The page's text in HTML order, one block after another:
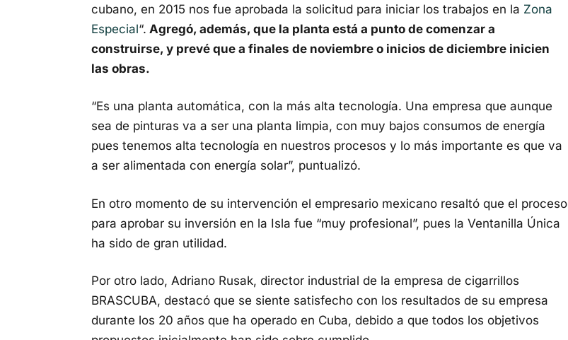
cubano, en 2015 nos fue aprobada la solicitud para iniciar los trabajos en la Zona
Especial“. Agregó, además, que la planta está a punto de comenzar a
construirse, y prevé que a finales de noviembre o inicios de diciembre inicien
las obras.
“Es una planta automática, con la más alta tecnología. Una empresa que aunque
sea de pinturas va a ser una planta limpia, con muy bajos consumos de energía
pues tenemos alta tecnología en nuestros procesos y lo más importante es que va
a ser alimentada con energía solar”, puntualizó.
En otro momento de su intervención el empresario mexicano resaltó que el proceso
para aprobar su inversión en la Isla fue “muy profesional”, pues la Ventanilla Única
ha sido de gran utilidad.
Por otro lado, Adriano Rusak, director industrial de la empresa de cigarrillos
BRASCUBA, destacó que se siente satisfecho con los resultados de su empresa
durante los 20 años que ha operado en Cuba, debido a que todos los objetivos